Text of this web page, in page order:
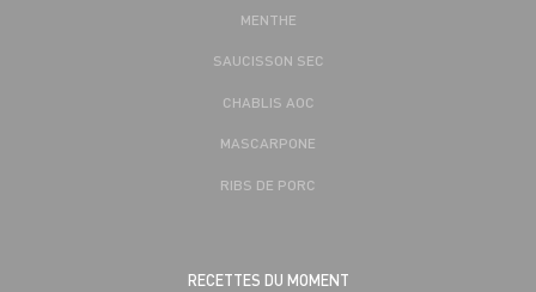
MENTHE
SAUCISSON SEC
CHABLIS AOC
MASCARPONE
RIBS DE PORC
RECETTES DU MOMENT